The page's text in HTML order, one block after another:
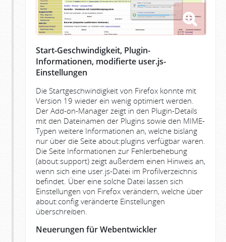
Start-Geschwindigkeit, Plugin-
Informationen, modifierte user.js-
Einstellungen
Die Startgeschwindigkeit von Firefox konnte mit
Version 19 wieder ein wenig optimiert werden.
Der Add-on-Manager zeigt in den Plugin-Details
mit den Dateinamen der Plugins sowie den MIME-
Typen weitere Informationen an, welche bislang
nur über die Seite about:plugins verfügbar waren.
Die Seite Informationen zur Fehlerbehebung
(about:support) zeigt außerdem einen Hinweis an,
wenn sich eine user.js-Datei im Profilverzeichnis
befindet. Über eine solche Datei lassen sich
Einstellungen von Firefox verändern, welche über
about:config veränderte Einstellungen
überschreiben.
Neuerungen für Webentwickler